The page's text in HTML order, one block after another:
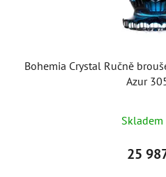
Bohemia Crystal Ručně
Azur
Skladem
25